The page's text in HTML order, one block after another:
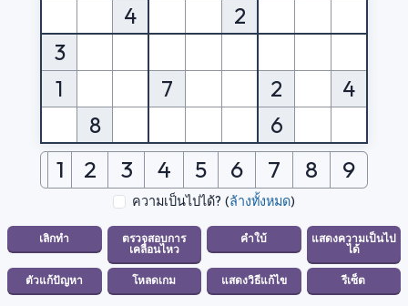
4
2
3
1
7 2
4
8
6
1 2 3 4 5 6 7 8 9
ความเป็นไปได้? (ล้างทั้งหมด)